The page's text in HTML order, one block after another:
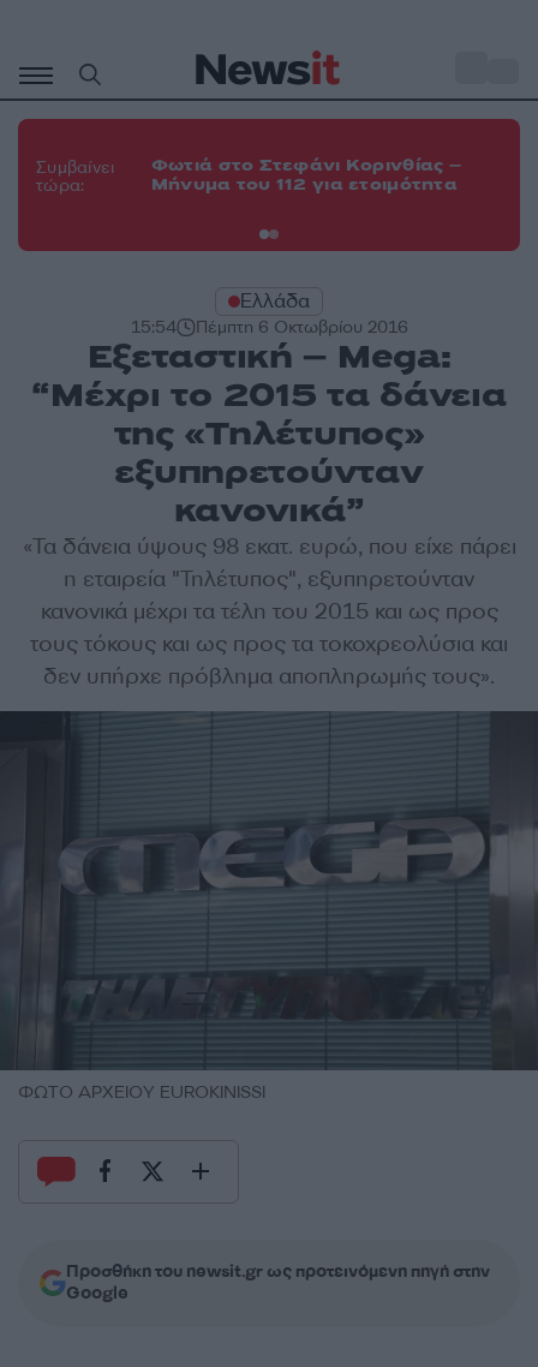
περιεχόμενο
Συμβαίνει
τώρα:
Φωτιά στο Στεφάνι Κορινθίας –
Μήνυμα του 112 για ετοιμότητα
Ελλάδα
15:54 Πέμπτη 6 Οκτωβρίου 2016
Εξεταστική – Mega:
“Μέχρι το 2015 τα δάνεια
της «Τηλέτυπος»
εξυπηρετούνταν
κανονικά”
«Τα δάνεια ύψους 98 εκατ. ευρώ, που είχε πάρει
η εταιρεία "Τηλέτυπος", εξυπηρετούνταν
κανονικά μέχρι τα τέλη του 2015 και ως προς
τους τόκους και ως προς τα τοκοχρεολύσια και
δεν υπήρχε πρόβλημα αποπληρωμής τους».
ΦΩΤΟ ΑΡΧΕΙΟΥ EUROKINISSI
Προσθήκη του newsit.gr ως προτεινόμενη πηγή στην
Google